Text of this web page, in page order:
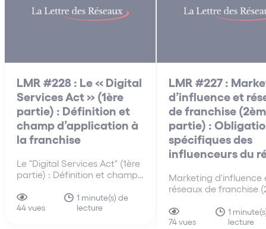
LMR #228 : Le « Digital
Services Act » (1ère
partie) : Définition et
champ d’application à
la franchise
Le "Digital Services Act" (1ère
partie) : Définition et champ
Le « Digital Services Act »
(DSA) est le règlement
44 vues
1 minute(s) de
lecture
LMR #227 :
d’influence et
de franchise
partie) :
spécifiques des
influenceurs du
Marketing d'influence
réseaux de franchise
spécifiques des
du réseau Lorsqu’un
74 vues
1
lecture